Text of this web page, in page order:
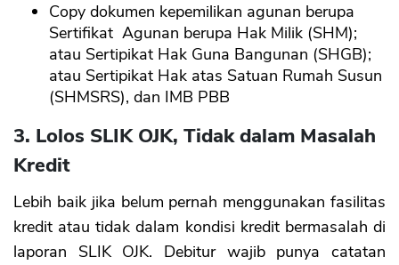
Copy dokumen kepemilikan agunan berupa
Sertifikat Agunan berupa Hak Milik (SHM);
atau Sertipikat Hak Guna Bangunan (SHGB);
atau Sertipikat Hak atas Satuan Rumah Susun
(SHMSRS), dan IMB PBB
3. Lolos SLIK OJK, Tidak dalam Masalah
Kredit
Lebih baik jika belum pernah menggunakan fasilitas
kredit atau tidak dalam kondisi kredit bermasalah di
laporan SLIK OJK. Debitur wajib punya catatan